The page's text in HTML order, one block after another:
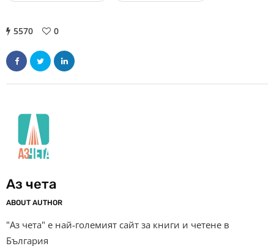
5570 0
Аз чета
ABOUT AUTHOR
"Аз чета" е най-големият сайт за книги и четене в
България